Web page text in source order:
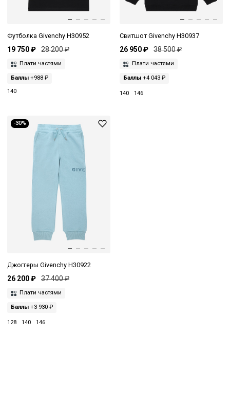
Футболка Givenchy H30952
19 750 ₽ 28 200 ₽
Плати частями
Баллы +988 ₽
140
Свитшот Givenchy H30937
26 950 ₽ 38 500 ₽
Плати частями
Баллы+4 043 ₽
140 146
-30%
Джоггеры Givenchy H30922
26 200 ₽ 37 400 ₽
Плати частями
Баллы +3 930 ₽
128 140 146